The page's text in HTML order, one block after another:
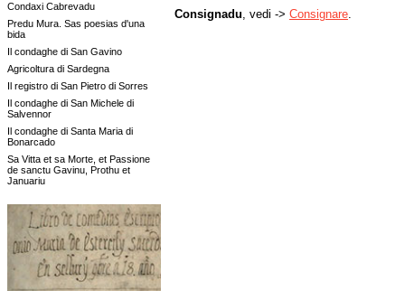
Condaxi Cabrevadu
Predu Mura. Sas poesias d'una
bida
Il condaghe di San Gavino
Agricoltura di Sardegna
Il registro di San Pietro di Sorres
Il condaghe di San Michele di
Salvennor
Il condaghe di Santa Maria di
Bonarcado
Sa Vitta et sa Morte, et Passione
de sanctu Gavinu, Prothu et
Januariu
Consignadu , vedi -> Consignare